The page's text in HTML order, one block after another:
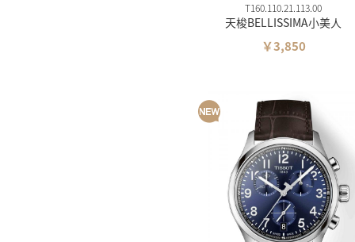
T160.110.21.113.00
天梭BELLISSIMA小美人
￥3,850